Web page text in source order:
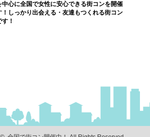
中心に全国で女性に安心できる街コンを開催
！しっかり出会える・友達もつくれる街コン
！